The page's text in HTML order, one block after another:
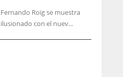
Fernando Roig se muestra
ilusionado con el nuev...